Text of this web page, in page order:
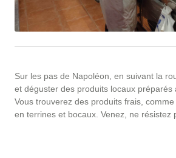
Sur les pas de Napoléon, en suivant la
et déguster des produits locaux préparés
Vous trouverez des produits frais,
en terrines et bocaux. Venez, ne résistez